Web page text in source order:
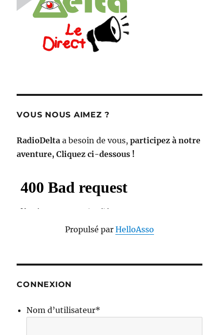
VOUS NOUS AIMEZ ?
RadioDelta a besoin de vous,participez à notre
aventure, Cliquez ci-dessous !
Propulsé par HelloAsso
CONNEXION
Nom d’utilisateur*